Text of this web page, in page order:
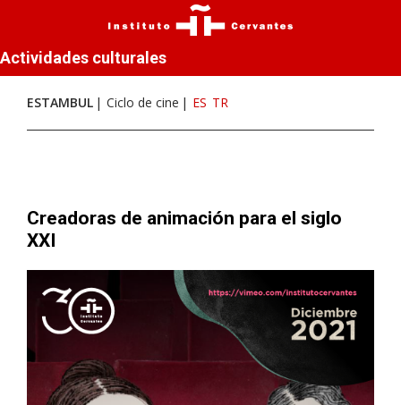
Actividades culturales
ESTAMBUL Ciclo de cine ES TR
Creadoras de animación para el siglo
XXI